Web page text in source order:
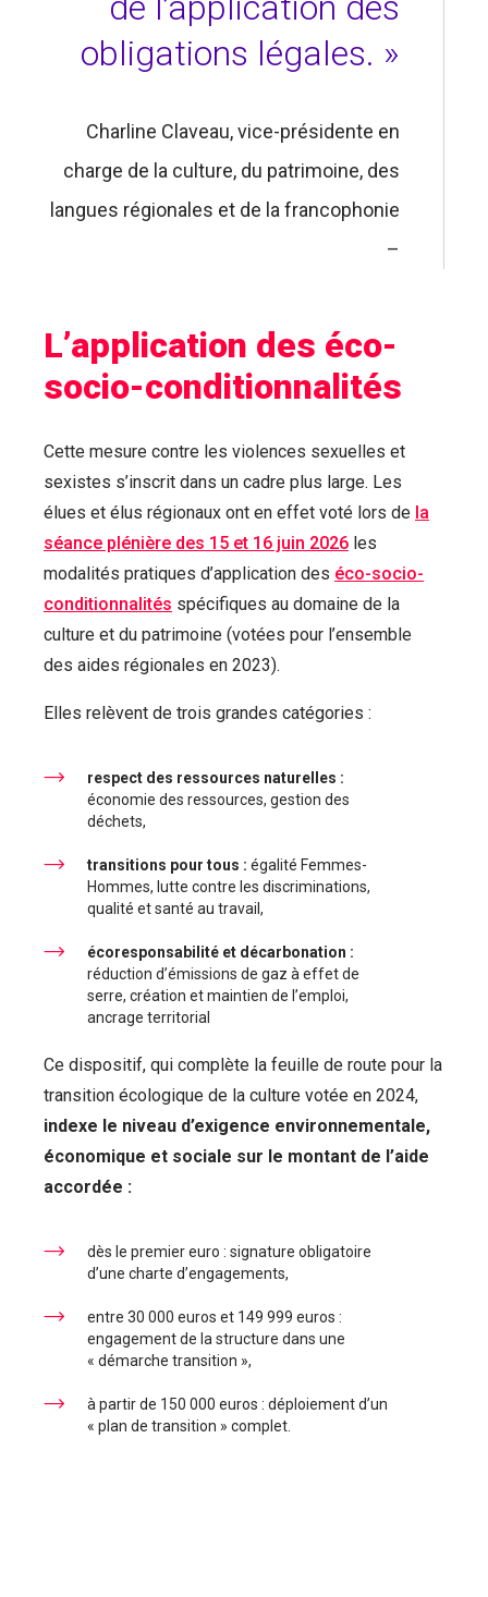
obligations légales. »
Charline Claveau, vice-présidente en
charge de la culture, du patrimoine, des
langues régionales et de la francophonie
–
L’application des éco-
socio-conditionnalités
Cette mesure contre les violences sexuelles et
sexistes s’inscrit dans un cadre plus large. Les
élues et élus régionaux ont en effet voté lors de la
séance plénière des 15 et 16 juin 2026 les
modalités pratiques d’application des éco-socio-
conditionnalités spécifiques au domaine de la
culture et du patrimoine (votées pour l’ensemble
des aides régionales en 2023).
Elles relèvent de trois grandes catégories :
respect des ressources naturelles :
économie des ressources, gestion des
déchets,
transitions pour tous : égalité Femmes-
Hommes, lutte contre les discriminations,
qualité et santé au travail,
écoresponsabilité et décarbonation :
réduction d’émissions de gaz à effet de
serre, création et maintien de l’emploi,
ancrage territorial
Ce dispositif, qui complète la feuille de route pour la
transition écologique de la culture votée en 2024,
indexe le niveau d’exigence environnementale,
économique et sociale sur le montant de l’aide
accordée :
dès le premier euro : signature obligatoire
d’une charte d’engagements,
entre 30 000 euros et 149 999 euros :
engagement de la structure dans une
« démarche transition »,
à partir de 150 000 euros : déploiement d’un
« plan de transition » complet.